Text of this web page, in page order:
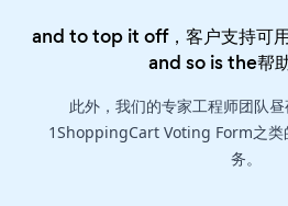
and to top it off，客户支持可
and so is the帮
此外，我们的专家工程师团队
1ShoppingCart Voting Form之类
务。